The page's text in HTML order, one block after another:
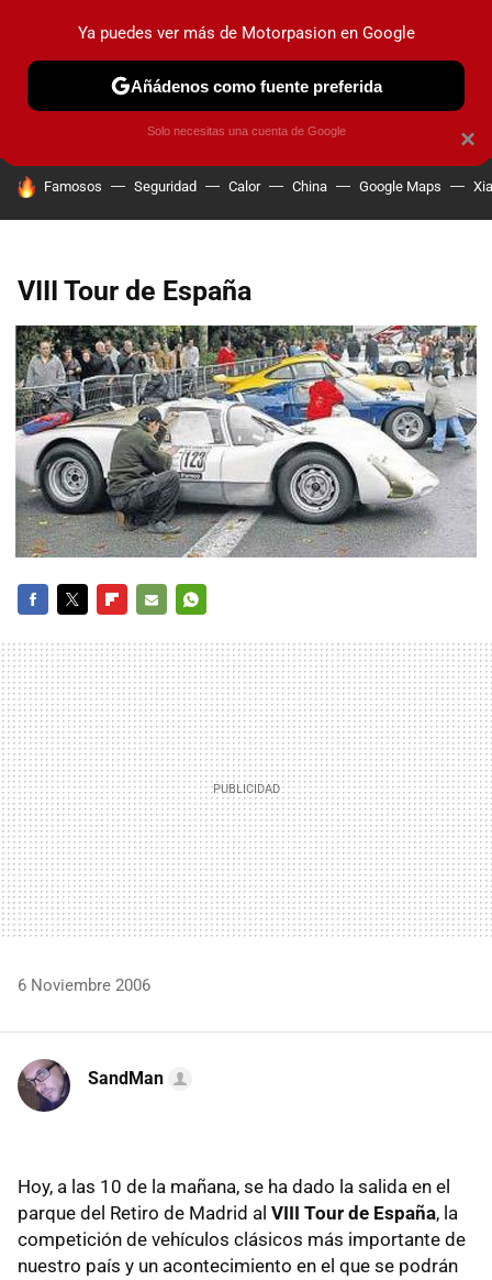
PRUEBAS COCHES ELÉCTRICOS OBSERVATORIO
HOY SE HABLA DE
Famosos Seguridad Calor China Google Maps
VIII Tour de España
MAIL
6 Noviembre 2006
SandMan
Hoy, a las 10 de la mañana, se ha dado la salida en el
parque del Retiro de Madrid al VIII Tour de España, la
competición de vehículos clásicos más importante de
nuestro país y un acontecimiento en el que se podrán
×
Ya puedes ver más de Motorpasion en Google
Añádenos como fuente preferida
Solo necesitas una cuenta de Google